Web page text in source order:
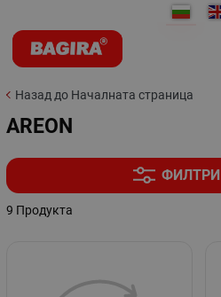
Назад до Началната страница
AREON
ФИЛТРИ
9 Продукта